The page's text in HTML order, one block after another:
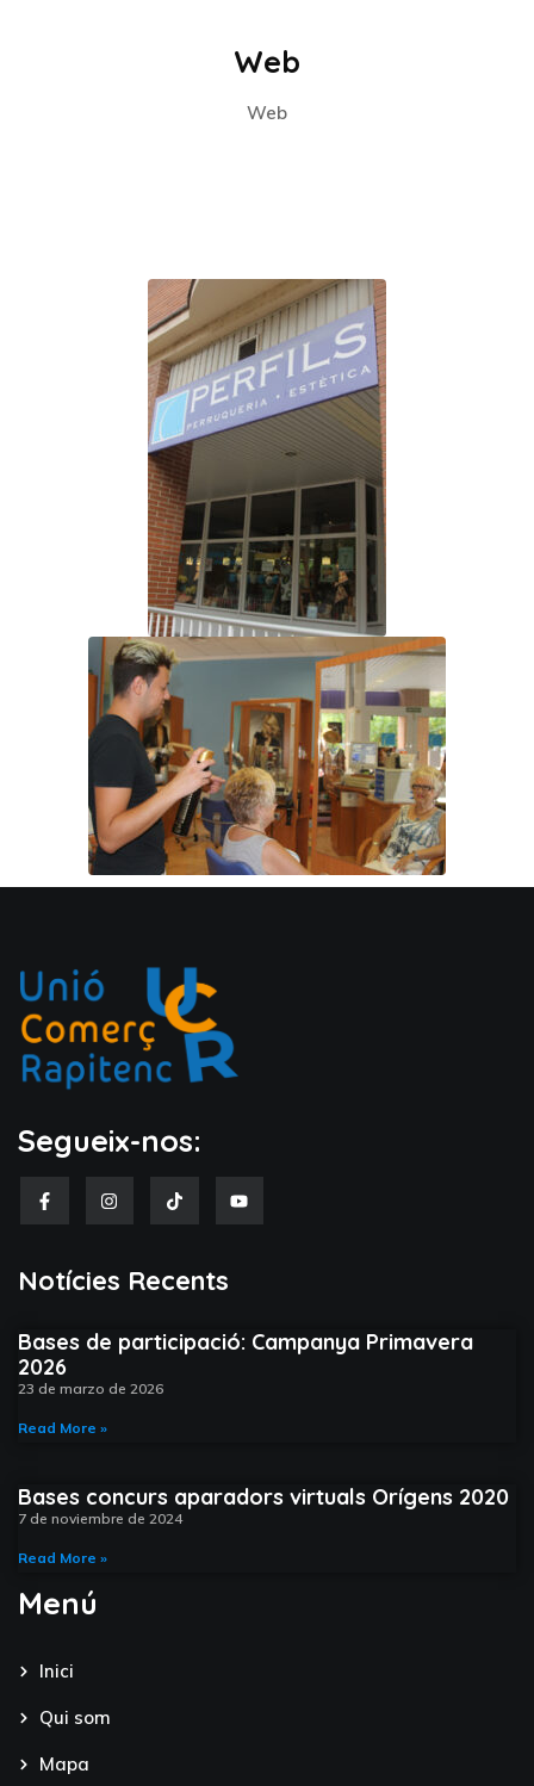
Web
Web
Segueix-nos:
Notícies Recents​
Bases de participació: Campanya Primavera
2026
23 de marzo de 2026
Read More »
Bases concurs aparadors virtuals Orígens 2020
7 de noviembre de 2024
Read More »
Menú
Inici
Qui som
Mapa